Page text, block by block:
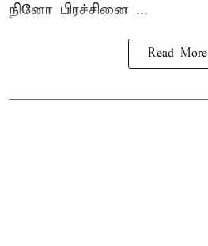
நினோ பிரச்சினை ...
Read More